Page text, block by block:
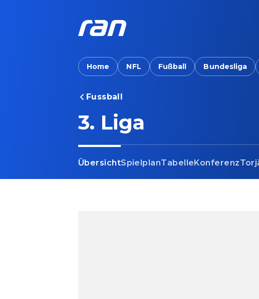
Home NFL Fußball Bundesliga
Fussball
3. Liga
ÜbersichtSpielplanTabelleKonferenz